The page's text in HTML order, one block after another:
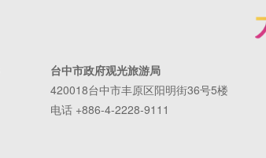
台中市政府观光旅游局
420018台中市丰原区阳明街36号5楼
电话 +886-4-2228-9111